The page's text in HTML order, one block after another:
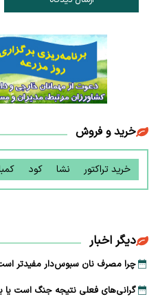
خرید و فروش
خرید تراکتور نشا کود
دیگر اخبار
چرا مصرف نان سبوس‌دار مفیدتر
گرانی‌های فعلی نتیجه جنگ است یا